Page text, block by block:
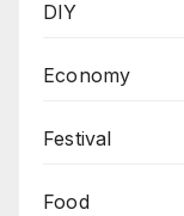
DIY
Economy
Festival
Food